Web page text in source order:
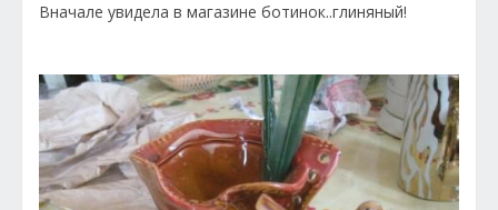
Вначале увидела в магазине ботинок..глиняный!